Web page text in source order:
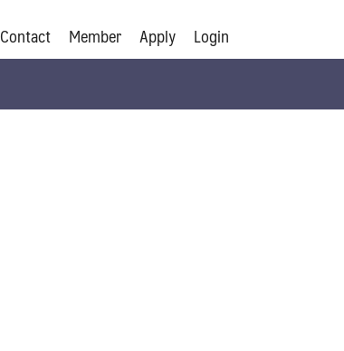
Contact Member Apply Login